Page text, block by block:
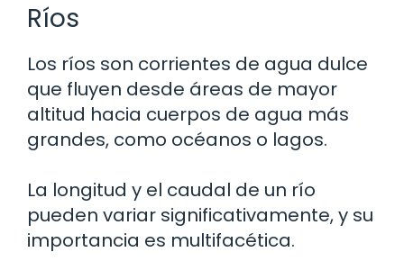
Ríos
Los ríos son corrientes de agua dulce
que fluyen desde áreas de mayor
altitud hacia cuerpos de agua más
grandes, como océanos o lagos.
La longitud y el caudal de un río
pueden variar significativamente, y su
importancia es multifacética.